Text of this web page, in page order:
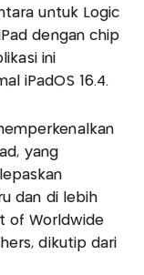
untuk Logic
dengan chip
ini
iPadOS 16.4.
yang
dan di lebih
of Worldwide
dikutip dari